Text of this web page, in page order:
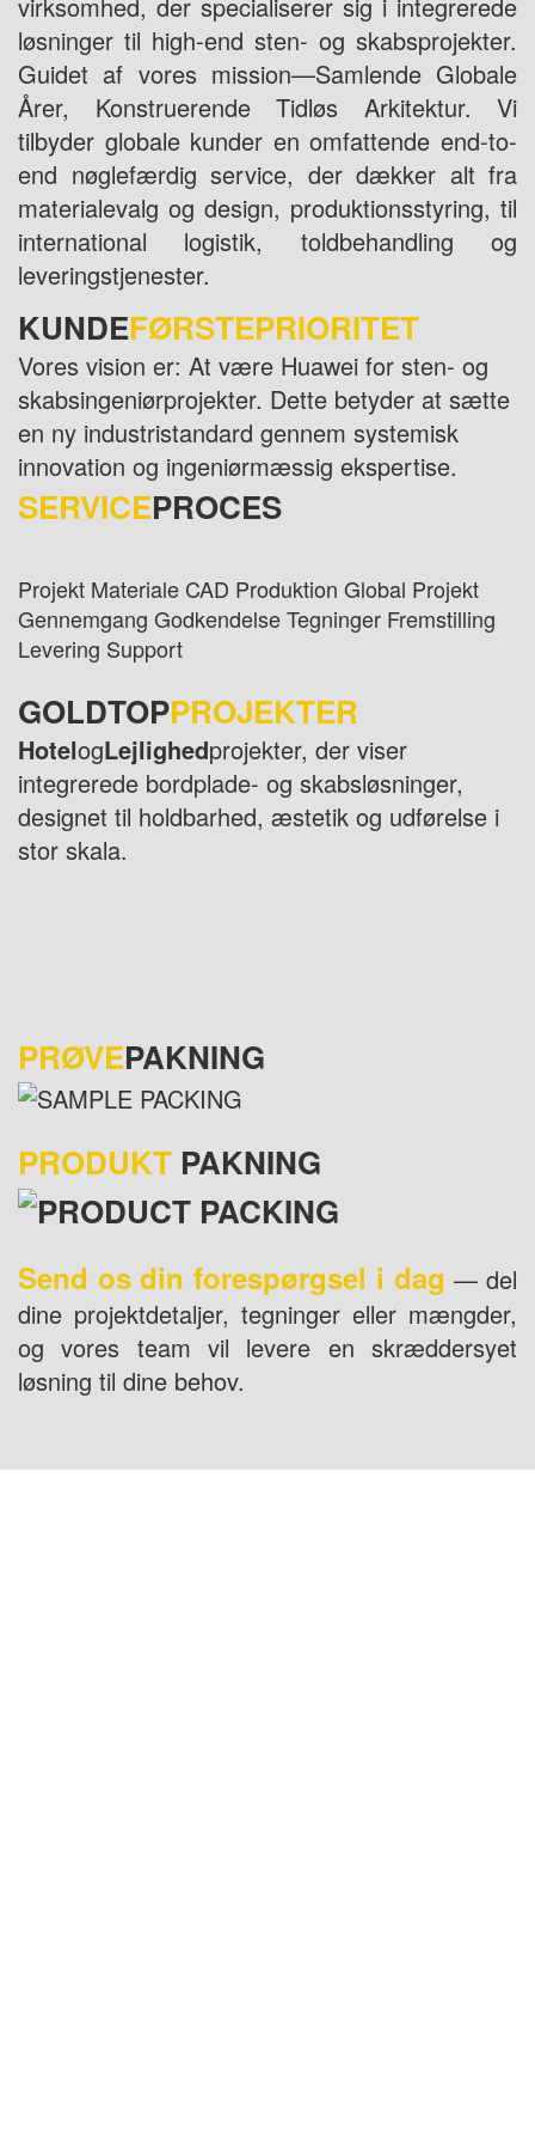
virksomhed, der specialiserer sig i integrerede
løsninger til high-end sten- og skabsprojekter.
Guidet af vores mission—Samlende Globale
Årer, Konstruerende Tidløs Arkitektur. Vi
tilbyder globale kunder en omfattende end-to-
end nøglefærdig service, der dækker alt fra
materialevalg og design, produktionsstyring, til
international logistik, toldbehandling og
leveringstjenester.
KUNDEFØRSTEPRIORITET
Vores vision er: At være Huawei for sten- og
skabsingeniørprojekter. Dette betyder at sætte
en ny industristandard gennem systemisk
innovation og ingeniørmæssig ekspertise.
SERVICEPROCES
Projekt Materiale CAD Produktion Global Projekt
Gennemgang Godkendelse Tegninger Fremstilling
Levering Support
GOLDTOPPROJEKTER
HotelogLejlighedprojekter, der viser
integrerede bordplade- og skabsløsninger,
designet til holdbarhed, æstetik og udførelse i
stor skala.
PRØVEPAKNING
PRODUKT PAKNING
Send os din forespørgsel i dag — del
dine projektdetaljer, tegninger eller mængder,
og vores team vil levere en skræddersyet
løsning til dine behov.